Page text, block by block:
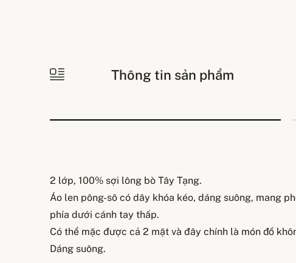
Thông tin sản phẩm
2 lớp, 100% sợi lông bò Tây Tạng.
Áo len pông-sô có dây khóa kéo, dáng suông, mang
phía dưới cánh tay thấp.
Có thể mặc được cả 2 mặt và đây chính là món đồ
Dáng suông.